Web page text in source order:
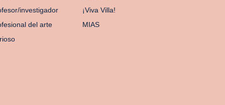
investigador
del arte
¡Viva Villa!
MIAS